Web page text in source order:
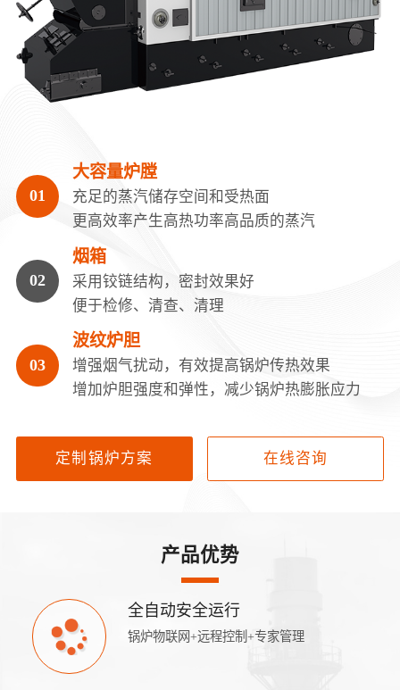
大容量炉膛
充足的蒸汽储存空间和受热面
更高效率产生高热功率高品质的蒸汽
烟箱
采用铰链结构，密封效果好
便于检修、清查、清理
波纹炉胆
增强烟气扰动，有效提高锅炉传热效果
增加炉胆强度和弹性，减少锅炉热膨胀应力
定制锅炉方案 在线咨询
产品优势
全自动安全运行
锅炉物联网+远程控制+专家管理